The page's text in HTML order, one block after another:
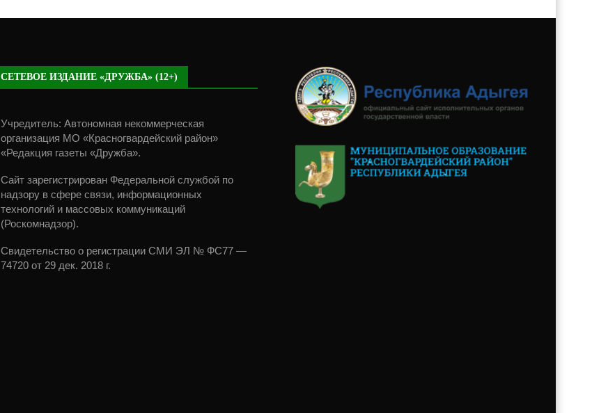
СЕТЕВОЕ ИЗДАНИЕ «ДРУЖБА» (12+)
Учредитель: Автономная некоммерческая
организация МО «Красногвардейский район»
«Редакция газеты «Дружба».
Сайт зарегистрирован Федеральной службой по
надзору в сфере связи, информационных
технологий и массовых коммуникаций
(Роскомнадзор).
Свидетельство о регистрации СМИ ЭЛ № ФС77 —
74720 от 29 дек. 2018 г.